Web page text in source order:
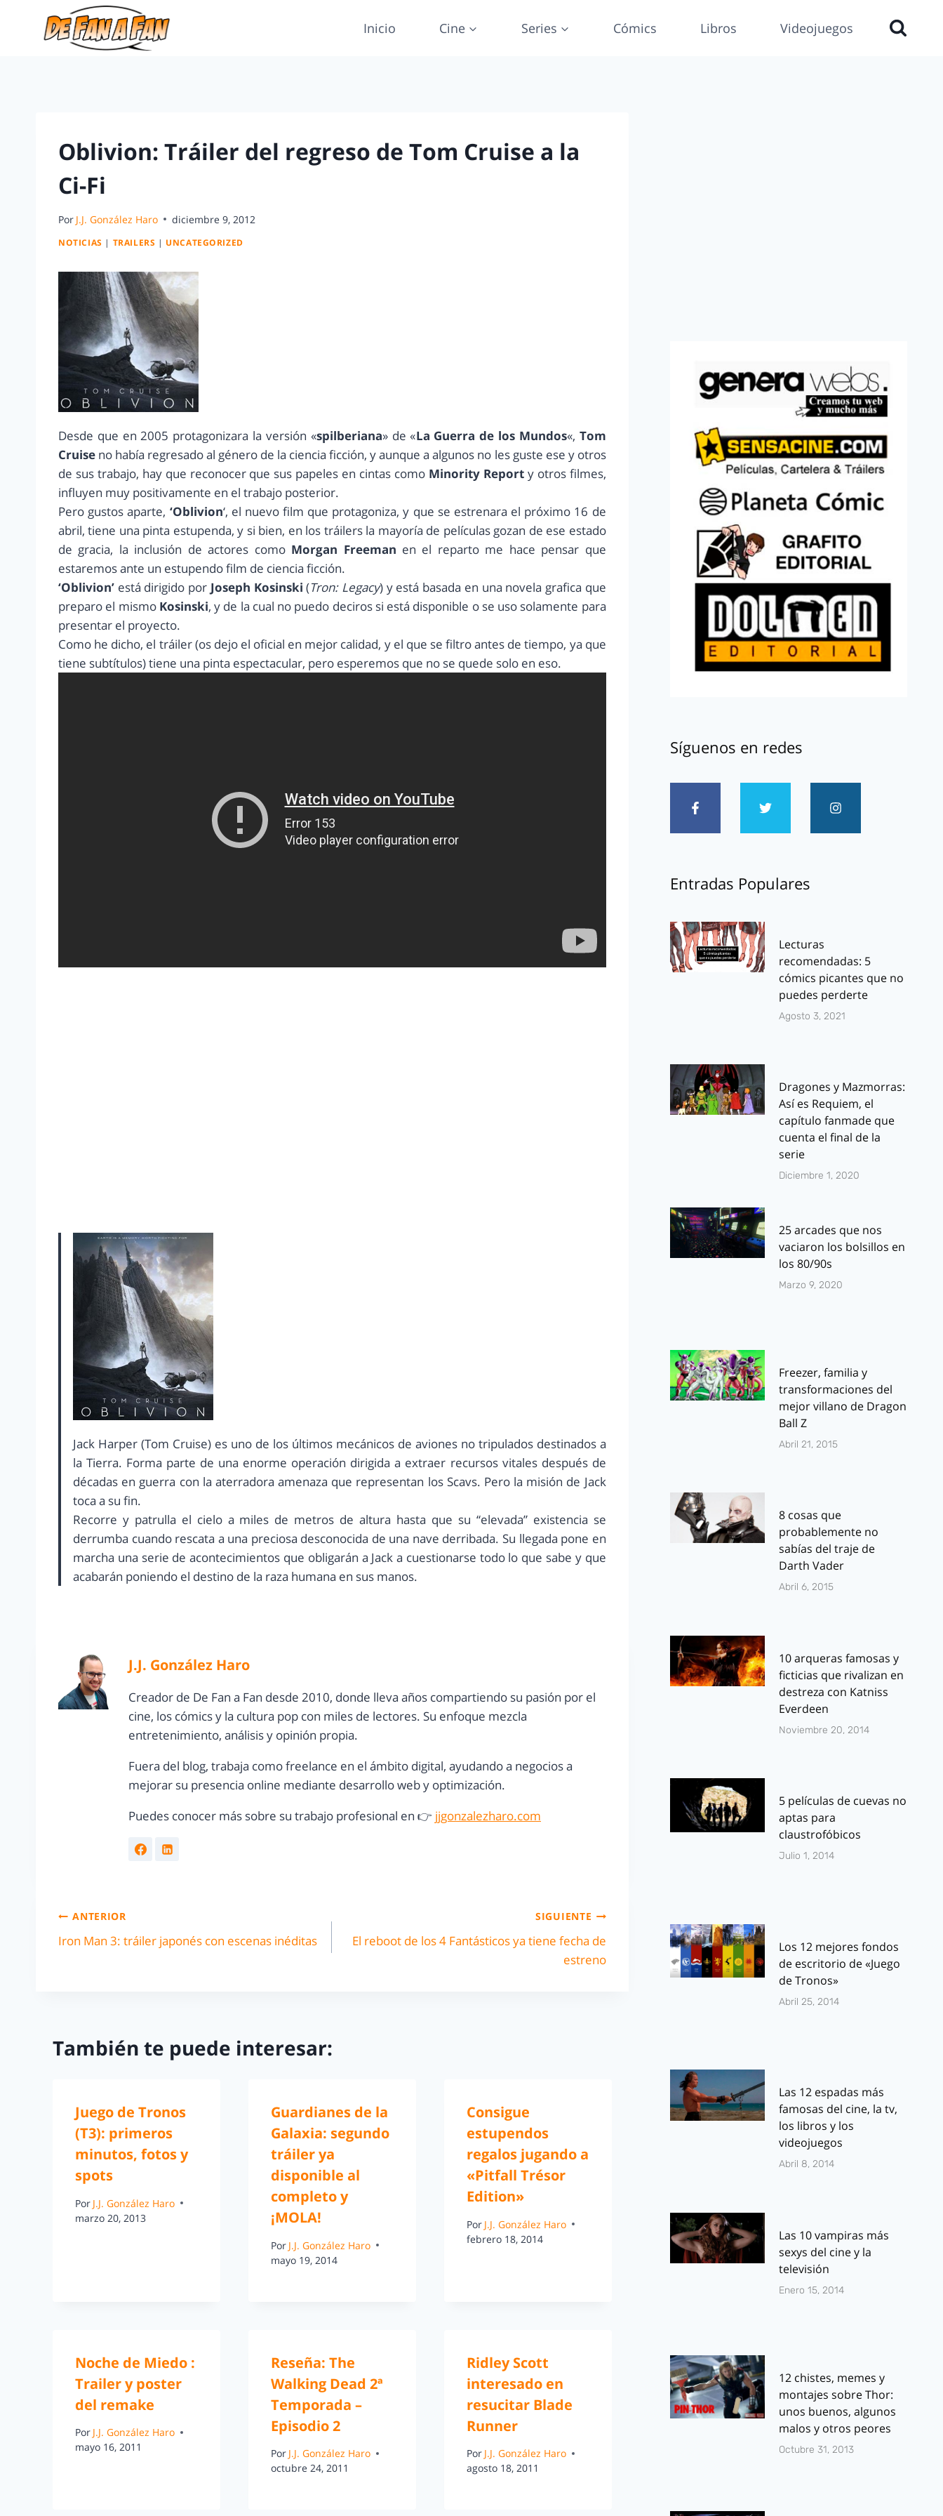
Inicio Cine Series Cómics Libros Videojuegos
Oblivion: Tráiler del regreso de Tom Cruise a la
Ci-Fi
Por J.J. González Haro diciembre 9, 2012
NOTICIAS | TRAILERS | UNCATEGORIZED
Desde que en 2005 protagonizara la versión «spilberiana» de «La Guerra de los Mundos«, Tom
Cruise no había regresado al género de la ciencia ficción, y aunque a algunos no les guste ese y otros
de sus trabajo, hay que reconocer que sus papeles en cintas como Minority Reporty otros filmes,
influyen muy positivamente en el trabajo posterior.
Pero gustos aparte, ‘Oblivion‘, el nuevo film que protagoniza, y que se estrenara el próximo 16 de
abril, tiene una pinta estupenda, y si bien, en los tráilers la mayoría de películas gozan de ese estado
de gracia, la inclusión de actores como Morgan Freeman en el reparto me hace pensar que
estaremos ante un estupendo film de ciencia ficción.
‘Oblivion’ está dirigido por Joseph Kosinski (Tron: Legacy) y está basada en una novela grafica que
preparo el mismo Kosinski, y de la cual no puedo deciros si está disponible o se uso solamente para
presentar el proyecto.
Como he dicho, el tráiler (os dejo el oficial en mejor calidad, y el que se filtro antes de tiempo, ya que
tiene subtítulos) tiene una pinta espectacular, pero esperemos que no se quede solo en eso.
Jack Harper (Tom Cruise) es uno de los últimos mecánicos de aviones no tripulados destinados a
la Tierra. Forma parte de una enorme operación dirigida a extraer recursos vitales después de
décadas en guerra con la aterradora amenaza que representan los Scavs. Pero la misión de Jack
toca a su fin.
Recorre y patrulla el cielo a miles de metros de altura hasta que su “elevada” existencia se
derrumba cuando rescata a una preciosa desconocida de una nave derribada. Su llegada pone en
marcha una serie de acontecimientos que obligarán a Jack a cuestionarse todo lo que sabe y que
acabarán poniendo el destino de la raza humana en sus manos.
J.J. González Haro
Creador de De Fan a Fan desde 2010, donde lleva años compartiendo su pasión por el
cine, los cómics y la cultura pop con miles de lectores. Su enfoque mezcla
entretenimiento, análisis y opinión propia.
Fuera del blog, trabaja como freelance en el ámbito digital, ayudando a negocios a
mejorar su presencia online mediante desarrollo web y optimización.
Puedes conocer más sobre su trabajo profesional en 👉 jjgonzalezharo.com
ANTERIOR
Iron Man 3: tráiler japonés con escenas inéditas
SIGUIENTE
El reboot de los 4 Fantásticos ya tiene fecha de
estreno
También te puede interesar:
Juego de Tronos
(T3): primeros
minutos, fotos y
spots
Por J.J. González Haro
marzo 20, 2013
Guardianes de la
Galaxia: segundo
tráiler ya
disponible al
completo y
¡MOLA!
Por J.J. González Haro
mayo 19, 2014
Consigue
estupendos
regalos jugando a
«Pitfall Trésor
Edition»
Por J.J. González Haro
febrero 18, 2014
Noche de Miedo :
Trailer y poster
del remake
Por J.J. González Haro
mayo 16, 2011
Reseña: The
Walking Dead 2ª
Temporada –
Episodio 2
Por J.J. González Haro
octubre 24, 2011
Ridley Scott
interesado en
resucitar Blade
Runner
Por J.J. González Haro
agosto 18, 2011
Síguenos en redes
Entradas Populares
Lecturas
recomendadas: 5
cómics picantes que no
puedes perderte
Agosto 3, 2021
Dragones y Mazmorras:
Así es Requiem, el
capítulo fanmade que
cuenta el final de la
serie
Diciembre 1, 2020
25 arcades que nos
vaciaron los bolsillos en
los 80/90s
Marzo 9, 2020
Freezer, familia y
transformaciones del
mejor villano de Dragon
Ball Z
Abril 21, 2015
8 cosas que
probablemente no
sabías del traje de
Darth Vader
Abril 6, 2015
10 arqueras famosas y
ficticias que rivalizan en
destreza con Katniss
Everdeen
Noviembre 20, 2014
5 películas de cuevas no
aptas para
claustrofóbicos
Julio 1, 2014
Los 12 mejores fondos
de escritorio de «Juego
de Tronos»
Abril 25, 2014
Las 12 espadas más
famosas del cine, la tv,
los libros y los
videojuegos
Abril 8, 2014
Las 10 vampiras más
sexys del cine y la
televisión
Enero 15, 2014
12 chistes, memes y
montajes sobre Thor:
unos buenos, algunos
malos y otros peores
Octubre 31, 2013